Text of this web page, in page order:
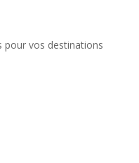
pour vos destinations